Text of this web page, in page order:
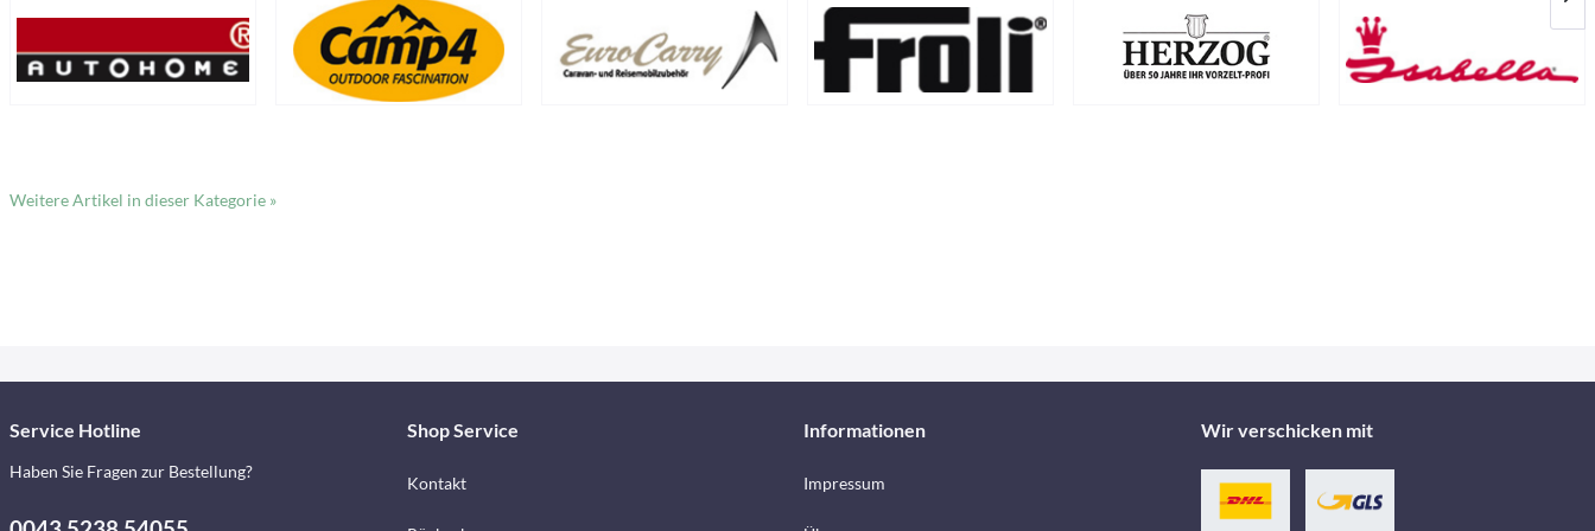
Weitere Artikel in dieser Kategorie »
Service Hotline
Haben Sie Fragen zur Bestellung?
Shop Service
Kontakt
Informationen
Impressum
Wir verschicken mit